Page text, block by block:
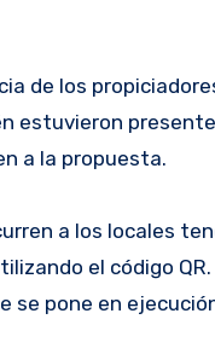
de los
estuvieron
a la propuesta.
a los locales
el código
se pone en